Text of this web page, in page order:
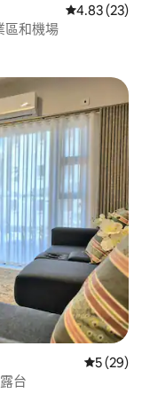
從 23 則評價
4.83 (23)
區和機場
從 29 則評
5 (29)
台